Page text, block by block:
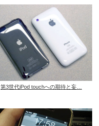
第3世代iPod touchへの期待と妄…